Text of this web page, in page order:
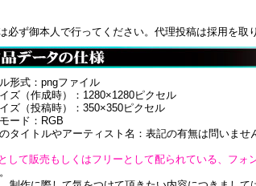
必ず御本人で行ってください。代理投稿は採用を取
形式：pngファイル
ズ（作成時）：1280×1280ピクセル
ズ（投稿時）：350×350ピクセル
ード：RGB
タイトルやアーティスト名：表記の有無は問いませ
して販売もしくはフリーとして配られている、フォ